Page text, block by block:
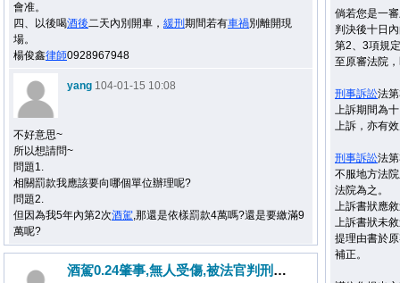
會准。
四、以後喝酒後二天內別開車， 緩刑 期間若有車禍別離開現
場。
楊俊鑫律師0928967948
yang 104-01-15 10:08
不好意思~
所以想請問~
問題1.
相關罰款我應該要向哪個單位辦理呢?
問題2.
但因為我5年內第2次酒駕,那還是依樣罰款4萬嗎?還是要繳滿9
萬呢?
倘若您是一
判決後十日
第2、3項規
至原審法院
刑事訴訟法
上訴期間為
上訴，亦有
刑事訴訟法
不服地方法
法院為之。
上訴書狀應
上訴書狀未
提理由書於
補正。
酒駕0.24肇事,無人受傷,被法官判刑期2月與併科罰金!